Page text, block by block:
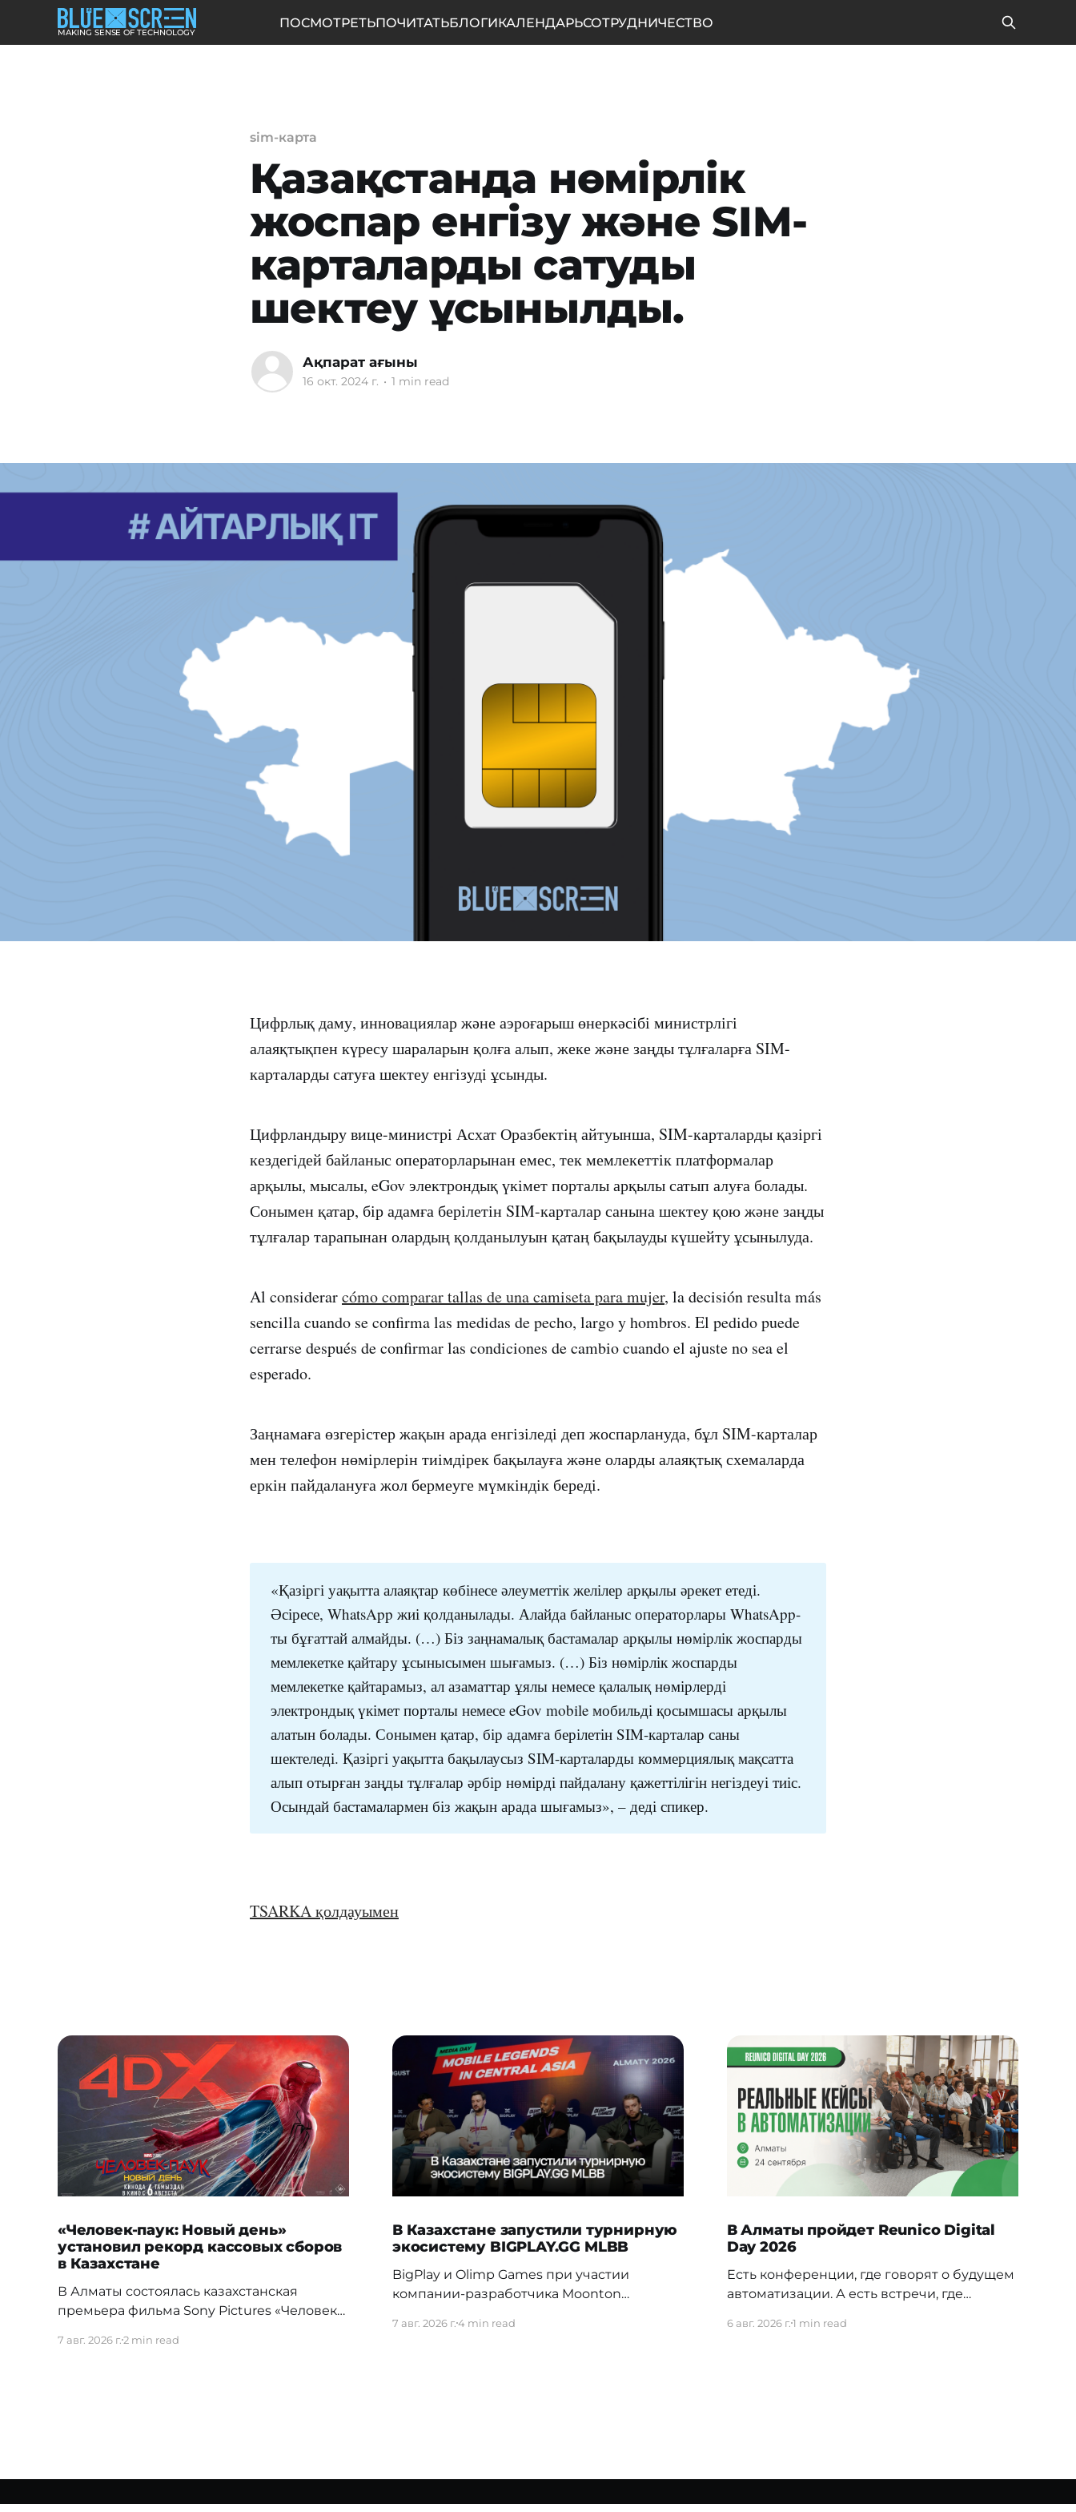
MAKING SENSE OF TECHNOLOGY
ПОСМОТРЕТЬПОЧИТАТЬБЛОГИКАЛЕНДАРЬСОТРУДНИЧЕСТВО
sim-карта
Қазақстанда нөмірлік
жоспар енгізу және SIM-
карталарды сатуды
шектеу ұсынылды.
Ақпарат ағыны
16 окт. 2024 г. • 1 min read
Цифрлық даму, инновациялар және аэроғарыш өнеркәсібі министрлігі
алаяқтықпен күресу шараларын қолға алып, жеке және заңды тұлғаларға SIM-
карталарды сатуға шектеу енгізуді ұсынды.
Цифрландыру вице-министрі Асхат Оразбектің айтуынша, SIM-карталарды қазіргі
кездегідей байланыс операторларынан емес, тек мемлекеттік платформалар
арқылы, мысалы, eGov электрондық үкімет порталы арқылы сатып алуға болады.
Сонымен қатар, бір адамға берілетін SIM-карталар санына шектеу қою және заңды
тұлғалар тарапынан олардың қолданылуын қатаң бақылауды күшейту ұсынылуда.
Al considerarcómo comparar tallas de una camiseta para mujer, la decisión resulta más
sencilla cuando se confirma las medidas de pecho, largo y hombros. El pedido puede
cerrarse después de confirmar las condiciones de cambio cuando el ajuste no sea el
esperado.
Заңнамаға өзгерістер жақын арада енгізіледі деп жоспарлануда, бұл SIM-карталар
мен телефон нөмірлерін тиімдірек бақылауға және оларды алаяқтық схемаларда
еркін пайдалануға жол бермеуге мүмкіндік береді.
«Қазіргі уақытта алаяқтар көбінесе әлеуметтік желілер арқылы әрекет етеді.
Әсіресе, WhatsApp жиі қолданылады. Алайда байланыс операторлары WhatsApp-
ты бұғаттай алмайды. (…) Біз заңнамалық бастамалар арқылы нөмірлік жоспарды
мемлекетке қайтару ұсынысымен шығамыз. (…) Біз нөмірлік жоспарды
мемлекетке қайтарамыз, ал азаматтар ұялы немесе қалалық нөмірлерді
электрондық үкімет порталы немесе eGov mobile мобильді қосымшасы арқылы
алатын болады. Сонымен қатар, бір адамға берілетін SIM-карталар саны
шектеледі. Қазіргі уақытта бақылаусыз SIM-карталарды коммерциялық мақсатта
алып отырған заңды тұлғалар әрбір нөмірді пайдалану қажеттілігін негіздеуі тиіс.
Осындай бастамалармен біз жақын арада шығамыз», – деді спикер.
TSARKA қолдауымен
«Человек-паук: Новый день»
установил рекорд кассовых сборов
в Казахстане
В Алматы состоялась казахстанская
премьера фильма Sony Pictures «Человек-
день картина установила новый
7 авг. 2026 г.2 min read
В Казахстане запустили турнирную
экосистему BIGPLAY.GG MLBB
BigPlay и Olimp Games при участии
компании-разработчика Moonton
экосистему BIGPLAY.GG MLBB. Проект
7 авг. 2026 г.4 min read
В Алматы пройдет Reunico Digital
Day 2026
Есть конференции, где говорят о будущем
автоматизации. А есть встречи, где
внутри реальных компаний. 24 сентября в
6 авг. 2026 г.1 min read